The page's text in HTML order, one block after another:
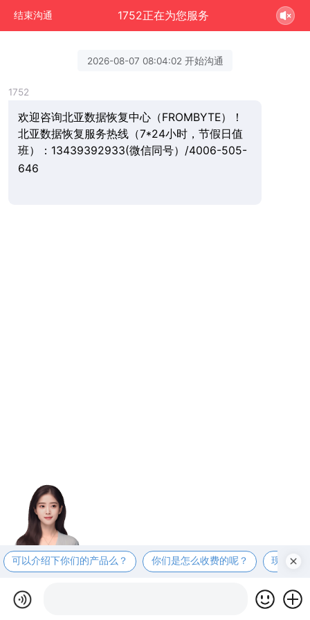
结束沟通 1752正在为您服务
2026-08-07 08:04:02 开始沟通
1752
欢迎咨询北亚数据恢复中心（FROMBYTE）！
北亚数据恢复服务热线（7*24小时，节假日值
班）：13439392933(微信同号）/4006-505-
646
可以介绍下你们的产品么？ 你们是怎么收费的呢？ 现在有